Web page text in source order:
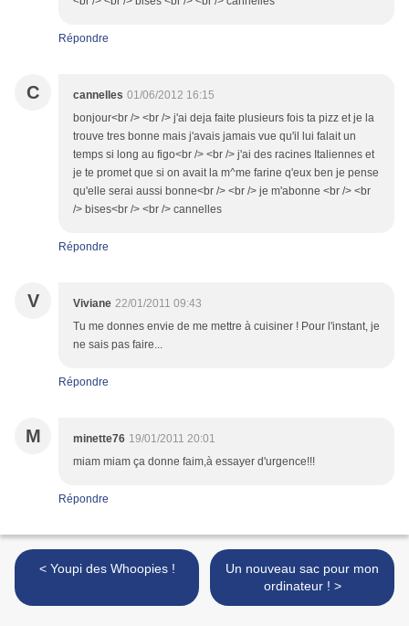
Répondre
C cannelles 01/06/2012 16:15
bonjour<br /> <br /> j'ai deja faite plusieurs fois ta pizz et je la
trouve tres bonne mais j'avais jamais vue qu'il lui falait un
temps si long au figo<br /> <br /> j'ai des racines Italiennes et
je te promet que si on avait la m^me farine q'eux ben je pense
qu'elle serai aussi bonne<br /> <br /> je m'abonne <br /> <br
/> bises<br /> <br /> cannelles
Répondre
V Viviane 22/01/2011 09:43
Tu me donnes envie de me mettre à cuisiner ! Pour l'instant, je
ne sais pas faire...
Répondre
M minette76 19/01/2011 20:01
miam miam ça donne faim,à essayer d'urgence!!!
Répondre
< Youpi des Whoopies !
Un nouveau sac pour mon
ordinateur ! >